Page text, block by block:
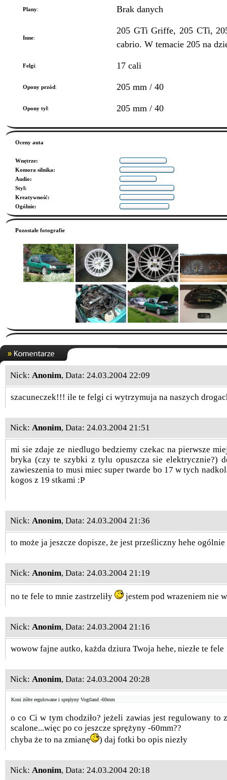
Plany: Brak danych
Inne:
205 GTi Griffe, 205 CTi,
cabrio. W temacie 205 na
Felgi: 17 cali
Opony przód: 205 mm / 40
Opony tył: 205 mm / 40
Oceny auta
Wnętrze:
Komora silnika:
Audio:
Styl:
Kreatywność:
Ogólnie:
Pozostałe fotografie
Nick: Anonim, Data: 24.03.2004 22:09
szacuneczek!!! ile te felgi ci wytrzymuja na naszych
Nick: Anonim, Data: 24.03.2004 21:51
mi sie zdaje ze niedlugo bedziemy czekac na pierwsze
bryka (czy te szybki z tylu opuszcza sie elektrycznie?)
zawieszenia to musi miec super twarde bo 17 w tych
kogos z 19 stkami :P
Nick: Anonim, Data: 24.03.2004 21:36
to może ja jeszcze dopisze, że jest prześliczny hehe
Nick: Anonim, Data: 24.03.2004 21:19
no te fele to mnie zastrzeliły jestem pod wrazeniem nie
Nick: Anonim, Data: 24.03.2004 21:16
wowow fajne autko, każda dziura Twoja hehe, niezłe te fele
Nick: Anonim, Data: 24.03.2004 20:28
Koni żółte regulowane i sprężyny Vogtland -60mm
o co Ci w tym chodziło? jeżeli zawias jest regulowany to
scalone...więc po co jeszcze sprężyny -60mm??
chyba że to na zmianę
) daj fotki bo opis niezły
Nick: Anonim, Data: 24.03.2004 20:18